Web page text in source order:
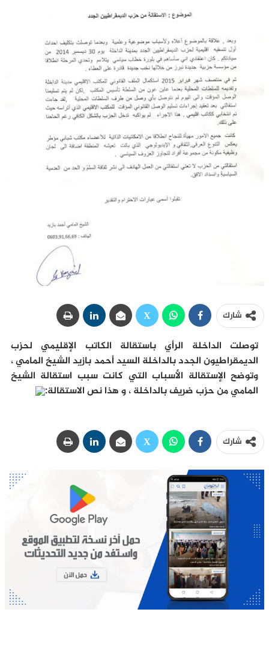
شارك
توصلت الداخلة الرأي باستقالة الكاتب الإقليمي لحزب
الديمقراطيون الجدد بالداخلة السيد أحمد بازيد الشيخ المامي ،
وتوضح الإستقالة الأسباب التي كانت سبب استقالة الشيخ
المامي من حزب ضريف بالداخلة ، و هذا نص الاستقالة:
شارك